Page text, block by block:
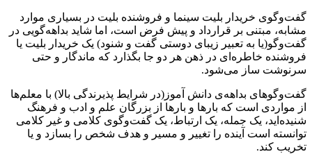
گفت‌و‌گوی خریدار بلیت سینما و فروشنده بلیت در بسیاری موارد
مشابه، مبتنی بر قرارداد و پیش فرض است، اما شاید بداهه‌گویی در
گفت‌و‌گو(یا به تعبیر زیبای دوستی گفت و شنود) یک خریدار بلیت یا
فروشنده خاطره‌ای در ذهن هر دو جا بگذارد که ماندگار و حتی
سرنوشت ساز می‌شود.
گفت‌و‌گوهای بداهه‌ی دانش آموز(در شرایط پذیرندگی بالا) با معلم‌‌ها
از مواردی است که بارها و بارها از بزرگان علم و ادب و فرهنگ
شنیده‌اید، یک جمله، یک ارتباط، یک گفت‌و‌گوی کلامی و غیر کلامی
توانسته است آینده را تغییر و مسیر و هدف شخص را بسازد و یا
تخریب کند.